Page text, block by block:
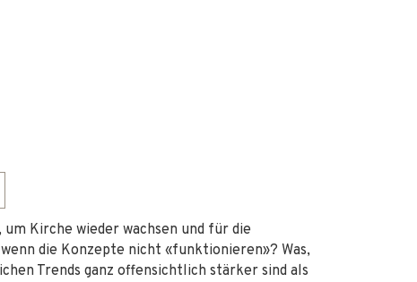
Kirche wieder wachsen und für die
die Konzepte nicht «funktionieren»? Was,
Trends ganz offensichtlich stärker sind als